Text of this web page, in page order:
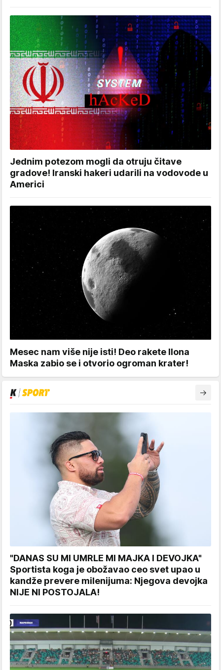
Jednim potezom mogli da otruju čitave
gradove! Iranski hakeri udarili na vodovode u
Americi
Mesec nam više nije isti! Deo rakete Ilona
Maska zabio se i otvorio ogroman krater!
"DANAS SU MI UMRLE MI MAJKA I DEVOJKA"
Sportista koga je obožavao ceo svet upao u
kandže prevere milenijuma: Njegova devojka
NIJE NI POSTOJALA!